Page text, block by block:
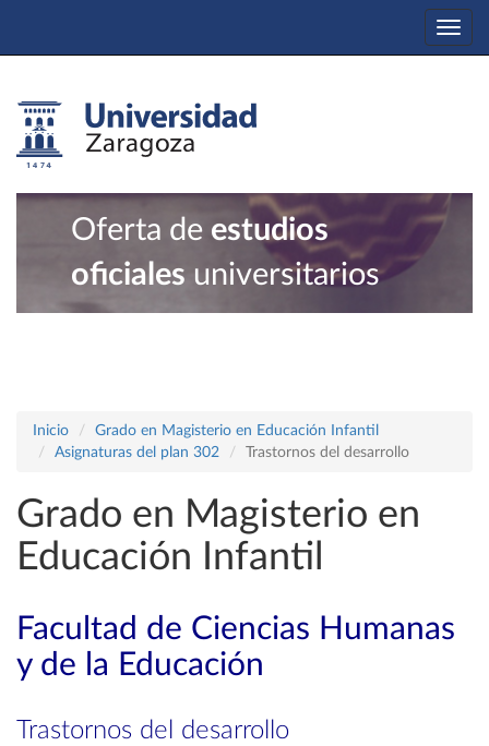
Oferta de estudios
oficiales universitarios
Inicio
Grado en Magisterio en Educación Infantil
Asignaturas del plan 302
Trastornos del desarrollo
Grado en Magisterio en
Educación Infantil
Facultad de Ciencias Humanas
y de la Educación
Trastornos del desarrollo